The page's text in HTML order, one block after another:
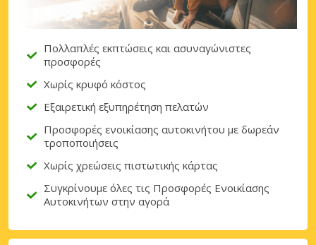
Πολλαπλές εκπτώσεις και ασυναγώνιστες
προσφορές
Χωρίς κρυφό κόστος
Εξαιρετική εξυπηρέτηση πελατών
Προσφορές ενοικίασης αυτοκινήτου με δωρεάν
τροποποιήσεις
Χωρίς χρεώσεις πιστωτικής κάρτας
Συγκρίνουμε όλες τις Προσφορές Ενοικίασης
Αυτοκινήτων στην αγορά